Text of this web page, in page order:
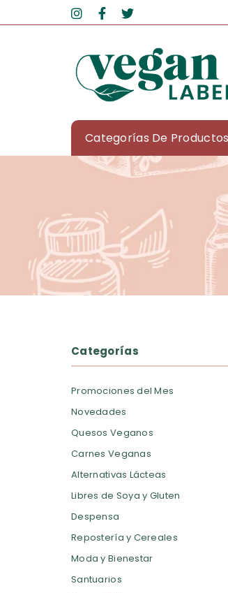
Categorías De Productos
Categorías
Promociones del Mes
Novedades
Quesos Veganos
Carnes Veganas
Alternativas Lácteas
Libres de Soya y Gluten
Despensa
Repostería y Cereales
Moda y Bienestar
Santuarios